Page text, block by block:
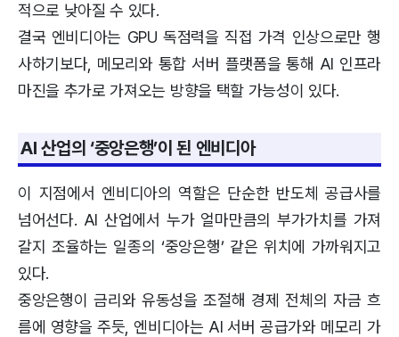
적으로 낮아질 수 있다.
결국 엔비디아는 GPU 독점력을 직접 가격 인상으로만 행
사하기보다, 메모리와 통합 서버 플랫폼을 통해 AI 인프라
마진을 추가로 가져오는 방향을 택할 가능성이 있다.
AI 산업의 ‘중앙은행’이 된 엔비디아
이 지점에서 엔비디아의 역할은 단순한 반도체 공급사를
넘어선다. AI 산업에서 누가 얼마만큼의 부가가치를 가져
갈지 조율하는 일종의 ‘중앙은행’ 같은 위치에 가까워지고
있다.
중앙은행이 금리와 유동성을 조절해 경제 전체의 자금 흐
름에 영향을 주듯, 엔비디아는 AI 서버 공급가와 메모리 가